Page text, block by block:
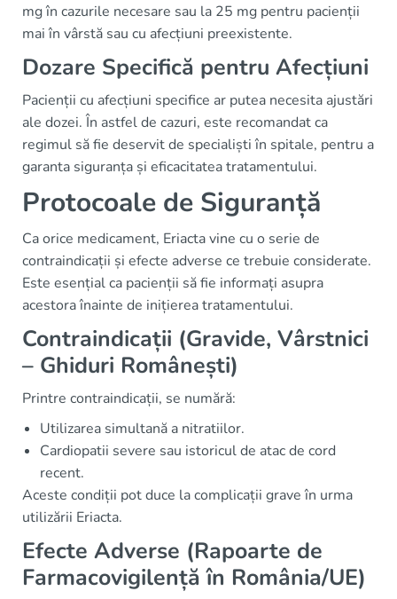
mg în cazurile necesare sau la 25 mg pentru pacienții
mai în vârstă sau cu afecțiuni preexistente.
Dozare Specifică pentru Afecțiuni
Pacienții cu afecțiuni specifice ar putea necesita ajustări
ale dozei. În astfel de cazuri, este recomandat ca
regimul să fie deservit de specialiști în spitale, pentru a
garanta siguranța și eficacitatea tratamentului.
Protocoale de Siguranță
Ca orice medicament, Eriacta vine cu o serie de
contraindicații și efecte adverse ce trebuie considerate.
Este esențial ca pacienții să fie informați asupra
acestora înainte de inițierea tratamentului.
Contraindicații (Gravide, Vârstnici
– Ghiduri Românești)
Printre contraindicații, se numără:
Utilizarea simultană a nitratiilor.
Cardiopatii severe sau istoricul de atac de cord
recent.
Aceste condiții pot duce la complicații grave în urma
utilizării Eriacta.
Efecte Adverse (Rapoarte de
Farmacovigilență în România/UE)